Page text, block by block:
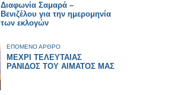
Διαφωνία Σαμαρά –
Βενιζέλου για την ημερομηνία
των εκλογών
ΕΠΟΜΕΝΟ ΑΡΘΡΟ
ΜΕΧΡΙ ΤΕΛΕΥΤΑΙΑΣ
ΡΑΝΙΔΟΣ ΤΟΥ ΑΙΜΑΤΟΣ ΜΑΣ